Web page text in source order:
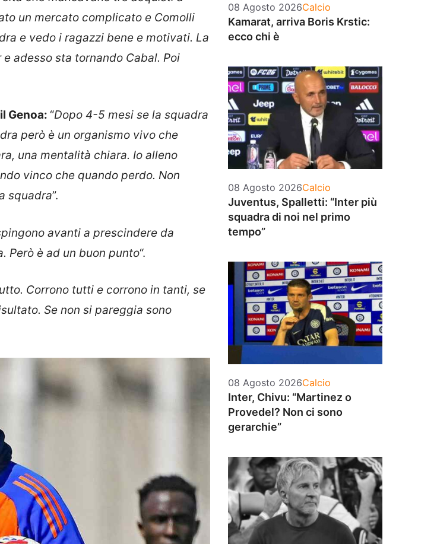
un mercato complicato e Comolli
e vedo i ragazzi bene e motivati. La
adesso sta tornando Cabal. Poi
Genoa: “Dopo 4-5 mesi se la squadra
però è un organismo vivo che
una mentalità chiara. Io alleno
vinco che quando perdo. Non
squadra”.
avanti a prescindere da
Però è ad un buon punto“.
Corrono tutti e corrono in tanti, se
Se non si pareggia sono
08 Agosto 2026Categorie
Calcio
Kamarat, arriva Boris Krstic:
ecco chi è
08 Agosto 2026Categorie
Calcio
Juventus, Spalletti: “Inter più
squadra di noi nel primo
tempo”
08 Agosto 2026Categorie
Calcio
Inter, Chivu: “Martinez o
Provedel? Non ci sono
gerarchie”